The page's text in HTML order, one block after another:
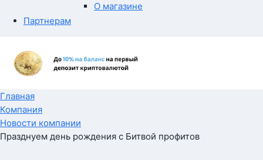
О магазине
Партнерам
Главная
Компания
Новости компании
Празднуем день рождения с Битвой профитов